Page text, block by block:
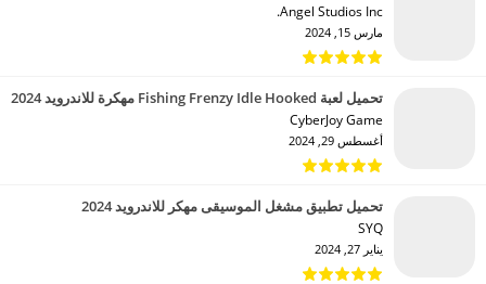
Angel Studios Inc.‏
مارس 15, 2024
تحميل لعبة Fishing Frenzy Idle Hooked مهكرة للاندرويد 2024
CyberJoy Game‏
أغسطس 29, 2024
تحميل تطبيق مشغل الموسيقى مهكر للاندرويد 2024
SYQ‏
يناير 27, 2024